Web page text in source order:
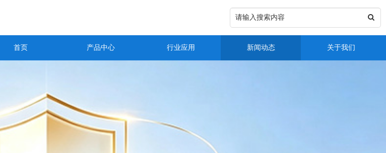
首页 产品中心 行业应用 新闻动态 关于我们